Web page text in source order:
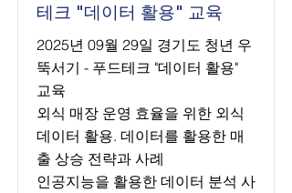
테크 "데이터 활용" 교육
2025년 09월 29일 경기도 청년 우
뚝서기 - 푸드테크 "데이터 활용"
교육
외식 매장 운영 효율을 위한 외식
데이터 활용. 데이터를 활용한 매
출 상승 전략과 사례
인공지능을 활용한 데이터 분석 사